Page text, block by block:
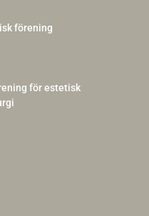
förening
för estetisk